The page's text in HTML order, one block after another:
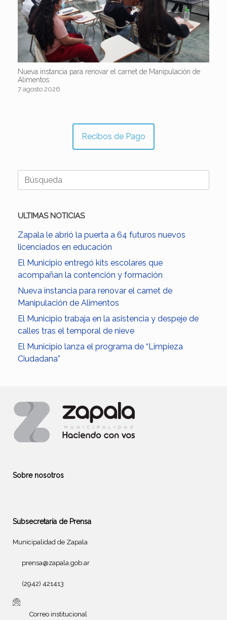
Nueva instancia para renovar el carnet de Manipulación de
Alimentos
7 agosto 2026
Recibos de Pago
Buscar:
ULTIMAS NOTICIAS
Zapala le abrió la puerta a 64 futuros nuevos
licenciados en educación
El Municipio entregó kits escolares que
acompañan la contención y formación
Nueva instancia para renovar el carnet de
Manipulación de Alimentos
El Municipio trabaja en la asistencia y despeje de
calles tras el temporal de nieve
El Municipio lanza el programa de “Limpieza
Ciudadana”
Sobre nosotros
Subsecretaría de Prensa
Municipalidad de Zapala
prensa@zapala.gob.ar
(2942) 421413
Correo institucional